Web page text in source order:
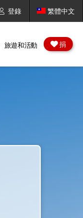
登錄 繁體中文
旅遊和活動 捐